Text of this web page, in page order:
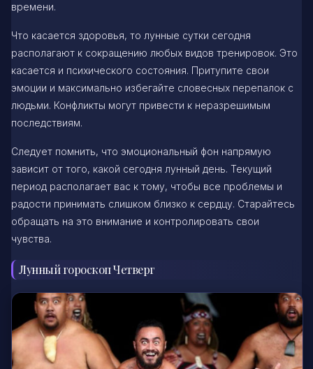
времени.
Что касается здоровья, то лунные сутки сегодня
располагают к сокращению любых видов тренировок. Это
касается и психического состояния. Притупите свои
эмоции и максимально избегайте словесных перепалок с
людьми. Конфликты могут привести к неразрешимым
последствиям.
Следует помнить, что эмоциональный фон напрямую
зависит от того, какой сегодня лунный день. Текущий
период располагает вас к тому, чтобы все проблемы и
радости принимать слишком близко к сердцу. Старайтесь
обращать на это внимание и контролировать свои
чувства.
Лунный гороскоп Четверг